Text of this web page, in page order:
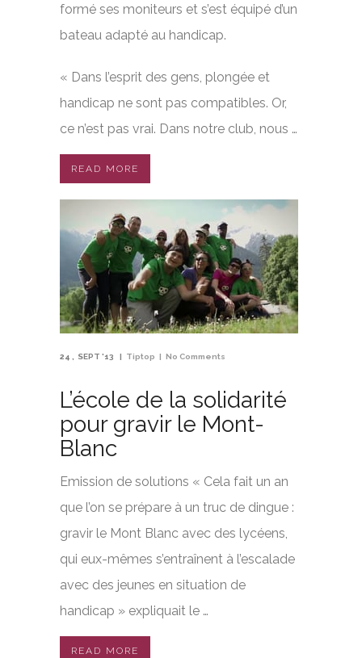
formé ses moniteurs et s’est équipé d’un
bateau adapté au handicap.
« Dans l’esprit des gens, plongée et
handicap ne sont pas compatibles. Or,
ce n’est pas vrai. Dans notre club, nous …
READ MORE
24 SEPT '13 Tiptop No Comments
L’école de la solidarité
pour gravir le Mont-
Blanc
Emission de solutions « Cela fait un an
que l’on se prépare à un truc de dingue :
gravir le Mont Blanc avec des lycéens,
qui eux-mêmes s’entraînent à l’escalade
avec des jeunes en situation de
handicap » expliquait le …
READ MORE